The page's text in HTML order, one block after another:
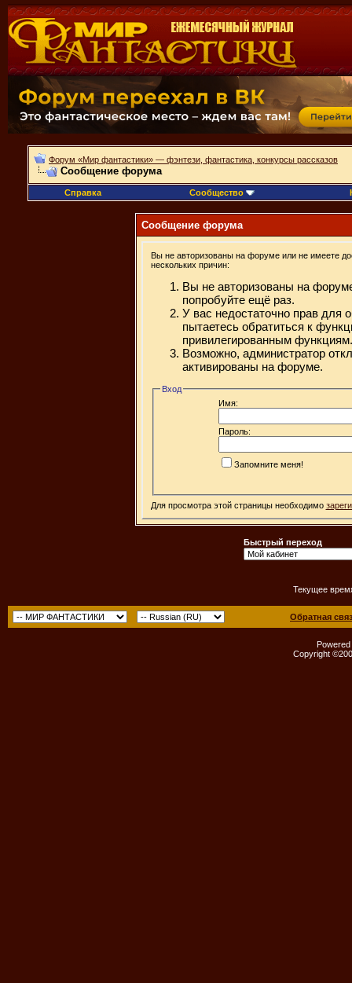
Форум «Мир фантастики» — фэнтези, фантастика, конкурсы рассказов
Сообщение форума
Справка Сообщество
Сообщение форума
Вы не авторизованы на форуме или не имеете
нескольких причин:
Вы не авторизованы на
попробуйте ещё раз.
У вас недостаточно прав для
пытаетесь обратиться к
привилегированным функциям.
Возможно, администратор
активированы на форуме.
Вход
Имя:
Пароль:
Запомните меня!
Для просмотра этой страницы необходимо
Быстрый переход
Текущее
Обратная
Copyright